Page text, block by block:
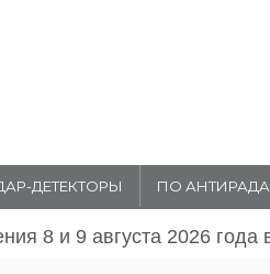
ДЕТЕКТОРЫ ПО
31 июля и 1 августа